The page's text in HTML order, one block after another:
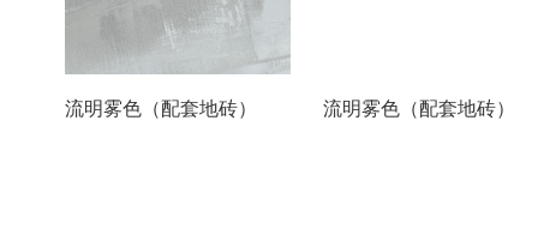
流明雾色（配套地砖） 流明雾色（配套地砖）